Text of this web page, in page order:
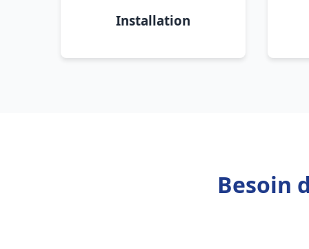
Installation
Besoin